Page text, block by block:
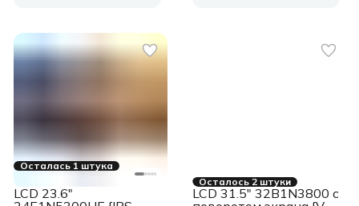
Осталась 1 штука
LCD 23.6"
Осталось 2 штуки
LCD 31.5" 32B1N3800 с